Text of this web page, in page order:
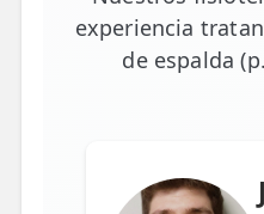
experiencia
de espalda